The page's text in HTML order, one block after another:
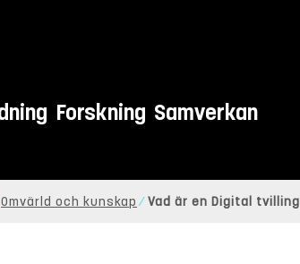
Forskning Samverkan
Omvärld och kunskap Vad är en Digital tvilling